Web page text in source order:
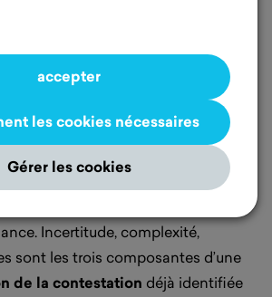
accepter
les cookies nécessaires
Gérer les cookies
“incertain”, “perdu”... C’est ainsi que
se décrivent eux-mêmes. Ce grand
du monde qui nourrit
Incertitude, complexité,
sont les trois composantes d’une
de la contestation déjà identifiée